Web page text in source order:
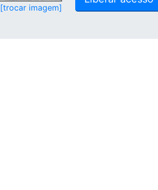
[trocar imagem]